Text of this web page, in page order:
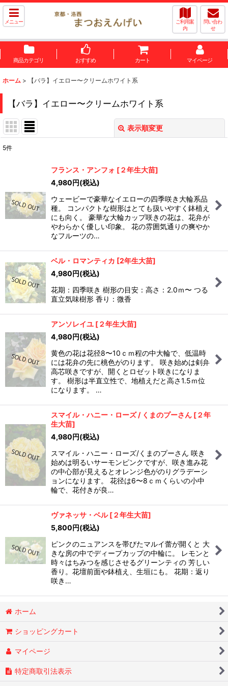
メニュー
ご利用案
内
問い合わ
せ
商品カテゴリ おすすめ カート マイページ
ホーム > 【バラ】イエロー〜クリームホワイト系
【バラ】イエロー〜クリームホワイト系
表示順変更
絞り込む
5件
フランス・アンフォ [２年生大苗]
4,980円(税込)
ウェービーで豪華なイエローの四季咲き大輪系品
種。 コンパクトな樹形はとても扱いやすく鉢植え
にも向く。 豪華な大輪カップ咲きの花は、花弁が
やわらかく優しい印象。 花の雰囲気通りの爽やか
なフルーツの…
ベル・ロマンティカ [2年生大苗]
4,980円(税込)
花期：四季咲き 樹形の目安：高さ：2.0ｍ〜 つる
直立気味樹形 香り：微香
アンソレイユ [２年生大苗]
4,980円(税込)
黄色の花は花径8〜10ｃｍ程の中大輪で、低温時
には花弁の先に桃色がのります。 咲き始めは剣弁
高芯咲きですが、開くとロゼット咲きになりま
す。 樹形は半直立性で、地植えだと高さ1.5ｍ位
になります。 …
スマイル・ハニー・ローズ / くまのプーさん [２年
生大苗]
4,980円(税込)
スマイル・ハニー・ローズ/くまのプーさん 咲き
始めは明るいサーモンピンクですが、咲き進み花
の中心部が見えるとオレンジ色がのりグラデーシ
ョンになります。 花径は6〜8ｃｍくらいの小中
輪で、花付きが良…
ヴァネッサ・ベル [２年生大苗]
5,800円(税込)
ピンクのニュアンスを帯びたマルイ蕾が開くと 大
きな房の中でディープカップの中輪に。 レモンと
時々はちみつを感じさせるグリーンティの 芳しい
香り。花壇前面や鉢植え、生垣にも。 花期：返り
咲き…
ホーム
ショッピングカート
マイページ
特定商取引法表示